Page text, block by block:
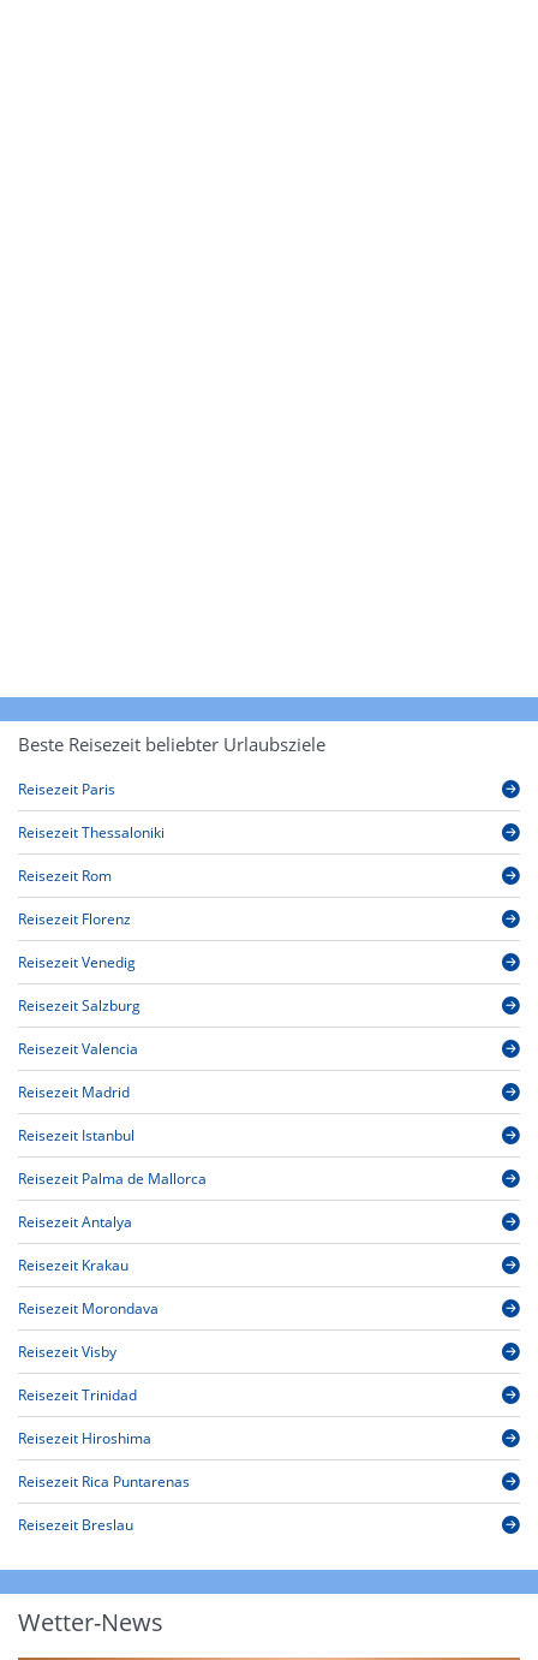
Beste Reisezeit beliebter Urlaubsziele
Reisezeit Paris
Reisezeit Thessaloniki
Reisezeit Rom
Reisezeit Florenz
Reisezeit Venedig
Reisezeit Salzburg
Reisezeit Valencia
Reisezeit Madrid
Reisezeit Istanbul
Reisezeit Palma de Mallorca
Reisezeit Antalya
Reisezeit Krakau
Reisezeit Morondava
Reisezeit Visby
Reisezeit Trinidad
Reisezeit Hiroshima
Reisezeit Rica Puntarenas
Reisezeit Breslau
Wetter-News